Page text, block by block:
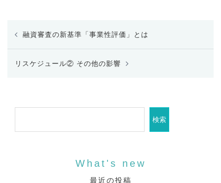
稿
ナ
融資審査の新基準「事業性評価」とは
リスケジュール② その他の影響
検索
最近の投稿